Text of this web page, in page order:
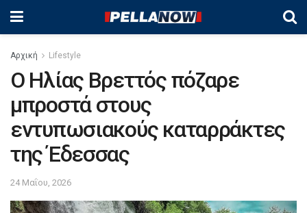
Αρχική Lifestyle
Ο Ηλίας Βρεττός πόζαρε
μπροστά στους
εντυπωσιακούς καταρράκτες
της Έδεσσας
24 Μαΐου, 2026